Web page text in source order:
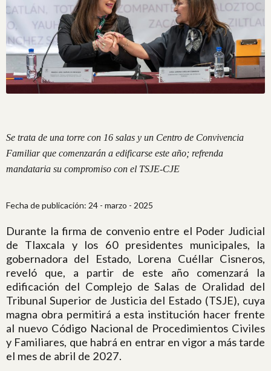
Se trata de una torre con 16 salas y un Centro de Convivencia
Familiar que comenzarán a edificarse este año; refrenda
mandataria su compromiso con el TSJE-CJE
Fecha de publicación: 24 - marzo - 2025
Durante la firma de convenio entre el Poder Judicial
de Tlaxcala y los 60 presidentes municipales, la
gobernadora del Estado, Lorena Cuéllar Cisneros,
reveló que, a partir de este año comenzará la
edificación del Complejo de Salas de Oralidad del
Tribunal Superior de Justicia del Estado (TSJE), cuya
magna obra permitirá a esta institución hacer frente
al nuevo Código Nacional de Procedimientos Civiles
y Familiares, que habrá en entrar en vigor a más tarde
el mes de abril de 2027.